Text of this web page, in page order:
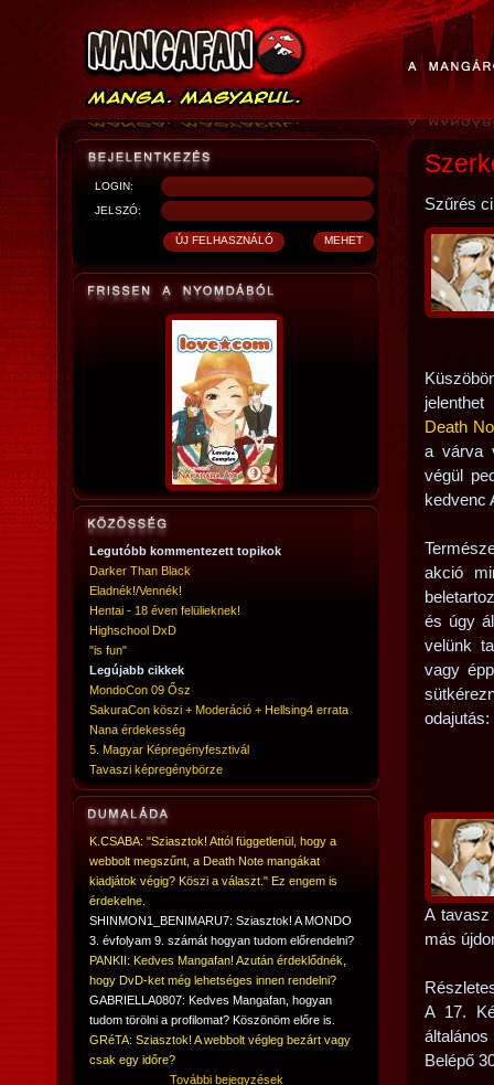
LOGIN:
JELSZÓ:
Legutóbb kommentezett topikok
Darker Than Black
Eladnék!/Vennék!
Hentai - 18 éven felülieknek!
Highschool DxD
"is fun"
Legújabb cikkek
MondoCon 09 Ősz
SakuraCon köszi + Moderáció + Hellsing4 errata
Nana érdekesség
5. Magyar Képregényfesztivál
Tavaszi képregénybörze
K.CSABA: "Sziasztok! Attól függetlenül, hogy a
webbolt megszűnt, a Death Note mangákat
kiadjátok végig? Köszi a választ." Ez engem is
érdekelne.
SHINMON1_BENIMARU7: Sziasztok! A MONDO
3. évfolyam 9. számát hogyan tudom előrendelni?
PANKII: Kedves Mangafan! Azután érdeklődnék,
hogy DvD-ket még lehetséges innen rendelni?
GABRIELLA0807: Kedves Mangafan, hogyan
tudom törölni a profilomat? Köszönöm előre is.
GRéTA: Sziasztok! A webbolt végleg bezárt vagy
csak egy időre?
További bejegyzések
Szűrés
Death
a várva
végül
kedvenc
akció
és úgy
velünk
vagy
odajutás:
A tavasz
más
A 17.
Belépő